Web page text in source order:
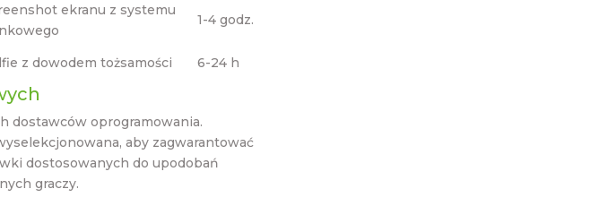
ekranu z systemu
1-4 godz.
z dowodem tożsamości 6-24 h
dostawców oprogramowania.
aby zagwarantować
dostosowanych do upodobań
graczy.